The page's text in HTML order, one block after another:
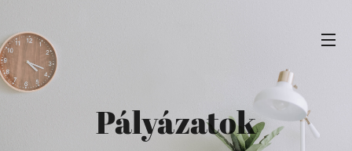
Pályázatok